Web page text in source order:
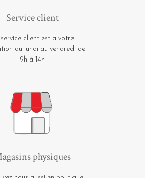
Service client
service client est a votre
du lundi au vendredi de
9h à 14h
physiques